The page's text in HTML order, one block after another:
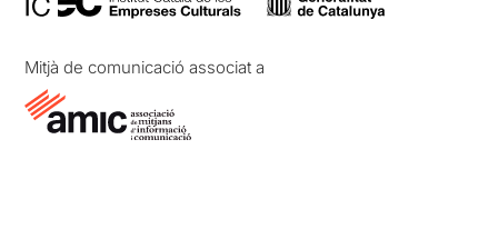
Mitjà de comunicació associat a